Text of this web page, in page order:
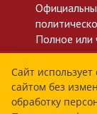
Полное или
Политика в
данных
Все
Сайт
сайтом без
обработку